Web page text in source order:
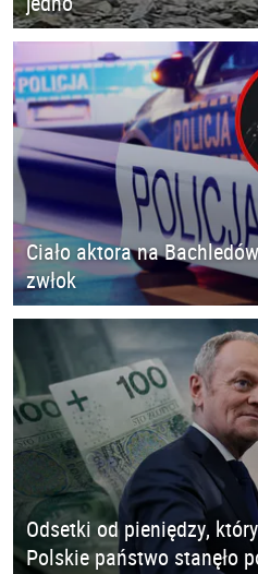
Ciało aktora na
zwłok
Odsetki od pieniędzy,
Polskie państwo stanęło